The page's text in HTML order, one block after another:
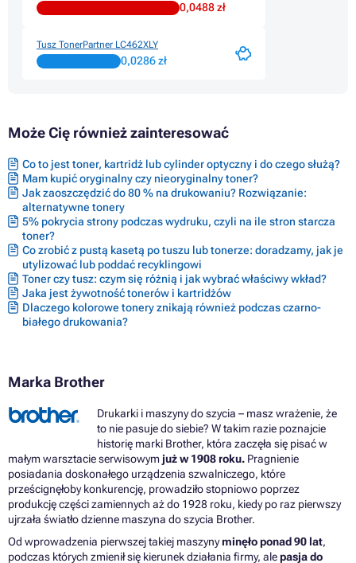
0,0488 zł
Tusz TonerPartner LC462XLY
0,0286 zł
Może Cię również zainteresować
Co to jest toner, kartridż lub cylinder optyczny i do czego służą?
Mam kupić oryginalny czy nieoryginalny toner?
Jak zaoszczędzić do 80 % na drukowaniu? Rozwiązanie:
alternatywne tonery
5% pokrycia strony podczas wydruku, czyli na ile stron starcza
toner?
Co zrobić z pustą kasetą po tuszu lub tonerze: doradzamy, jak je
utylizować lub poddać recyklingowi
Toner czy tusz: czym się różnią i jak wybrać właściwy wkład?
Jaka jest żywotność tonerów i kartridżów
Dlaczego kolorowe tonery znikają również podczas czarno-
białego drukowania?
Marka Brother
Drukarki i maszyny do szycia – masz wrażenie, że
to nie pasuje do siebie? W takim razie poznajcie
historię marki Brother, która zaczęła się pisać w
małym warsztacie serwisowymjuż w 1908 roku. Pragnienie
posiadania doskonałego urządzenia szwalniczego, które
prześcignęłoby konkurencję, prowadziło stopniowo poprzez
produkcję części zamiennych aż do 1928 roku, kiedy po raz pierwszy
ujrzała światło dzienne maszyna do szycia Brother.
Od wprowadzenia pierwszej takiej maszynyminęło ponad 90 lat,
podczas których zmienił się kierunek działania firmy, alepasja do